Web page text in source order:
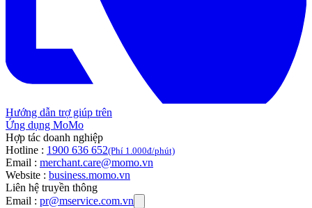
Hướng dẫn trợ giúp trên
Ứng dụng MoMo
Hợp tác doanh nghiệp
Hotline : 1900 636 652(Phí 1.000đ/phút)
Email : merchant.care@momo.vn
Website : business.momo.vn
Liên hệ truyền thông
Email : pr@mservice.com.vn